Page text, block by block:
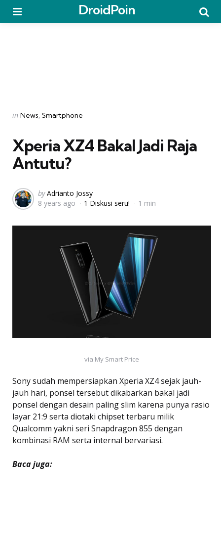
DroidPoin
Categories
Posted
in News Smartphone
Xperia XZ4 Bakal Jadi Raja
Antutu?
Posted
by
by Adrianto Jossy
8 years ago
1 Diskusi seru! 1 min
via My Smart Price
Sony sudah mempersiapkan Xperia XZ4 sejak jauh-
jauh hari, ponsel tersebut dikabarkan bakal jadi
ponsel dengan desain paling slim karena punya rasio
layar 21:9 serta diotaki chipset terbaru milik
Qualcomm yakni seri Snapdragon 855 dengan
kombinasi RAM serta internal bervariasi.
Baca juga: